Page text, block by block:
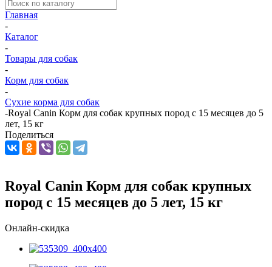
Главная
-
Каталог
-
Товары для собак
-
Корм для собак
-
Сухие корма для собак
-Royal Canin Корм для собак крупных пород с 15 месяцев до 5
лет, 15 кг
Поделиться
Royal Canin Корм для собак крупных
пород с 15 месяцев до 5 лет, 15 кг
Онлайн-скидка